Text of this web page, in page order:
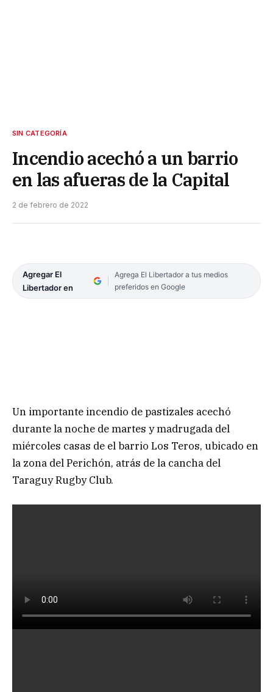
SIN CATEGORÍA
Incendio acechó a un barrio
en las afueras de la Capital
2 de febrero de 2022
Agregar El
Libertador en
Agrega El Libertador a tus medios
preferidos en Google
Un importante incendio de pastizales acechó
durante la noche de martes y madrugada del
miércoles casas de el barrio Los Teros, ubicado en
la zona del Perichón, atrás de la cancha del
Taraguy Rugby Club.